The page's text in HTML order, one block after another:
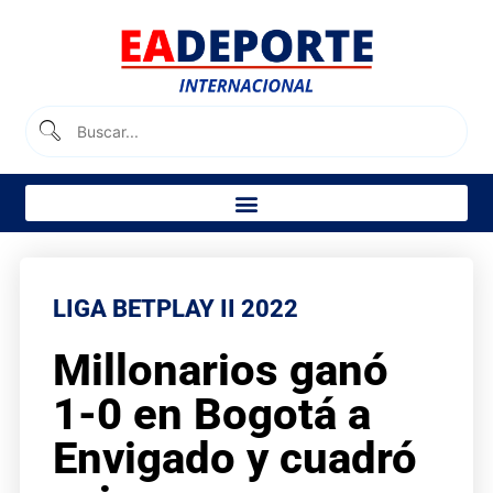
LIGA BETPLAY II 2022
Millonarios ganó
1-0 en Bogotá a
Envigado y cuadró